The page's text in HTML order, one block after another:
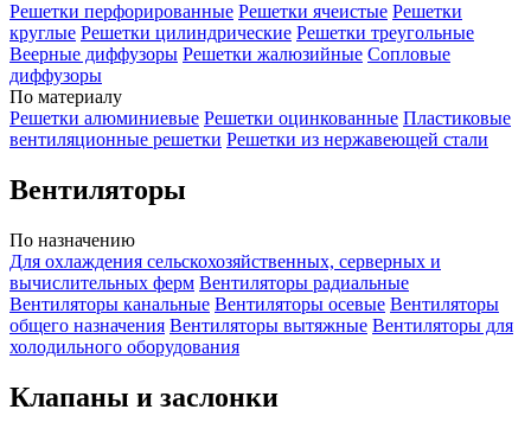
Решетки перфорированные Решетки ячеистые Решетки
круглые Решетки цилиндрические Решетки треугольные
Веерные диффузоры Решетки жалюзийные Сопловые
диффузоры
По материалу
Решетки алюминиевые Решетки оцинкованные Пластиковые
вентиляционные решетки Решетки из нержавеющей стали
Вентиляторы
По назначению
Для охлаждения сельскохозяйственных, серверных и
вычислительных ферм Вентиляторы радиальные
Вентиляторы канальные Вентиляторы осевые Вентиляторы
общего назначения Вентиляторы вытяжные Вентиляторы для
холодильного оборудования
Клапаны и заслонки